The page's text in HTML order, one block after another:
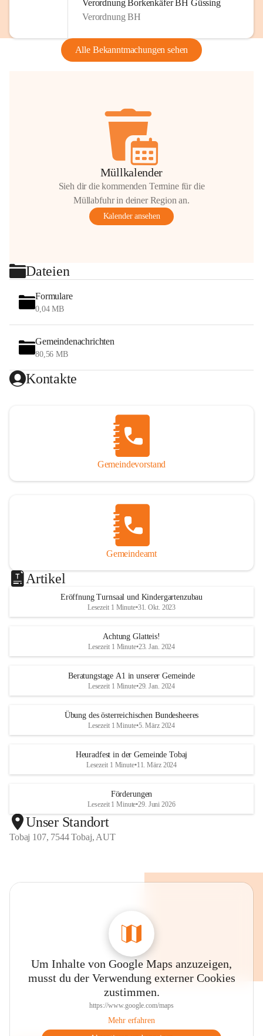
Verordnung Borkenkäfer BH Güssing
Verordnung BH
Alle Bekanntmachungen sehen
Müllkalender
Sieh dir die kommenden Termine für die
Müllabfuhr in deiner Region an.
Kalender ansehen
Dateien
Formulare
0,04 MB
Gemeindenachrichten
80,56 MB
Kontakte
Gemeindevorstand
Gemeindeamt
Artikel
Eröffnung Turnsaal und Kindergartenzubau
Lesezeit 1 Minute•31. Okt. 2023
Achtung Glatteis!
Lesezeit 1 Minute•23. Jan. 2024
Beratungstage A1 in unserer Gemeinde
Lesezeit 1 Minute•29. Jan. 2024
Übung des österreichischen Bundesheeres
Lesezeit 1 Minute•5. März 2024
Heuradfest in der Gemeinde Tobaj
Lesezeit 1 Minute•11. März 2024
Förderungen
Lesezeit 1 Minute•29. Juni 2026
Unser Standort
Tobaj 107, 7544 Tobaj, AUT
Um Inhalte von Google Maps anzuzeigen,
musst du der Verwendung externer Cookies
zustimmen.
https://www.google.com/maps
Mehr erfahren